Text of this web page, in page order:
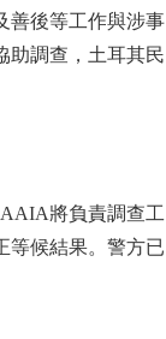
善後等工作與涉事
助調查，土耳其民
將負責調查工
等候結果。警方已